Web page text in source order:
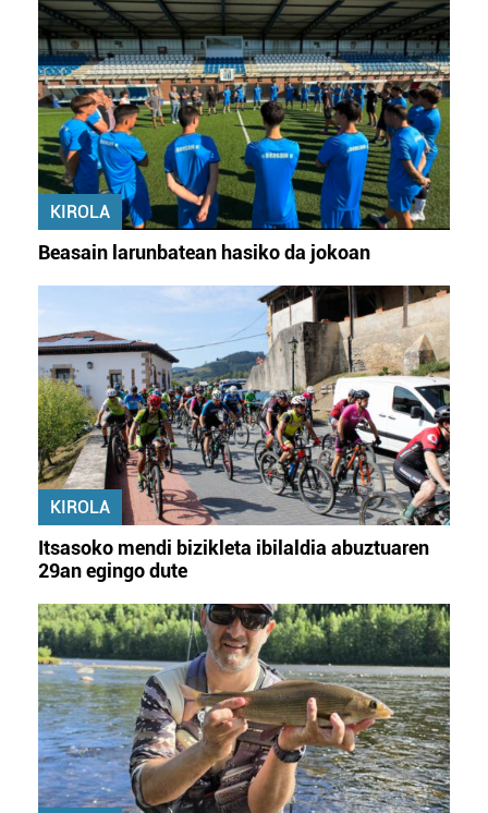
KIROLA
Beasain larunbatean hasiko da jokoan
KIROLA
Itsasoko mendi bizikleta ibilaldia abuztuaren
29an egingo dute